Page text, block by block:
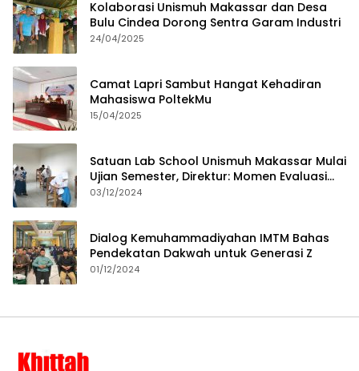
Kolaborasi Unismuh Makassar dan Desa
Bulu Cindea Dorong Sentra Garam Industri
24/04/2025
Camat Lapri Sambut Hangat Kehadiran
Mahasiswa PoltekMu
15/04/2025
Satuan Lab School Unismuh Makassar Mulai
Ujian Semester, Direktur: Momen Evaluasi
Proses Pembelajaran
03/12/2024
Dialog Kemuhammadiyahan IMTM Bahas
Pendekatan Dakwah untuk Generasi Z
01/12/2024